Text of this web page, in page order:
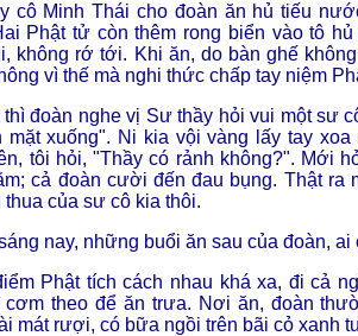
cô Minh Thái cho đoàn ăn hủ tiếu
Phật tử còn thêm rong biển vào tô
không rớ tới. Khi ăn, do bàn ghế
vì thế mà nghi thức chấp tay niệm
đoàn nghe vị Sư thầy hỏi vui một sư
mặt xuống". Ni kia vội vàng lấy tay
tôi hỏi, "Thầy có rảnh không?". Mới
cả đoàn cười đến đau bụng. Thật
của sư cô kia thôi.
nay, những buổi ăn sau của đoàn,
Phật tích cách nhau khá xa, đi cả
theo để ăn trưa. Nơi ăn, đoàn
mát rượi, có bữa ngồi trên bãi cỏ xanh